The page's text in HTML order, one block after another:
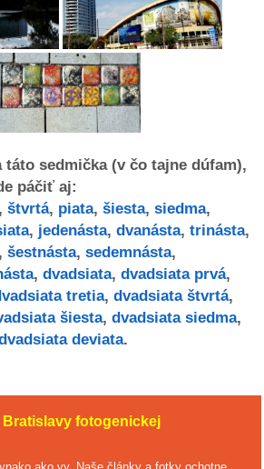
táto sedmička (v čo tajne dúfam),
páčiť aj:
štvrtá, piata, šiesta, siedma,
, jedenásta, dvanásta, trinásta,
šestnásta, sedemnásta,
, dvadsiata, dvadsiata prvá,
tretia, dvadsiata štvrtá,
šiesta, dvadsiata siedma,
deviata.
fotogenickej